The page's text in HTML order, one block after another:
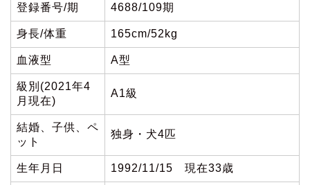
登録番号/期 4688/109期
身長/体重 165cm/52kg
血液型 A型
級別(2021年4
月現在)
A1級
結婚、子供、ペ
ット
独身・犬4匹
生年月日 1992/11/15 現在33歳